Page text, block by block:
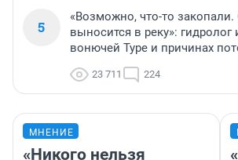
5
«Возможно, что-то закопали.
выносится в реку»:
вонючей Туре и причинах
23 711 224
МНЕНИЕ
«Никого нельзя